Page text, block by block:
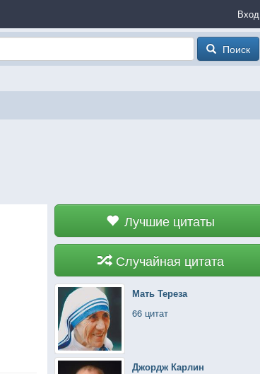
Вход
Поиск
Лучшие цитаты
Случайная цитата
Мать Тереза
66 цитат
Джордж Карлин